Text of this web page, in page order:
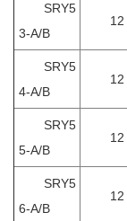
SRY5
3-A/B
12
SRY5
4-A/B
12
SRY5
5-A/B
12
SRY5
6-A/B
12